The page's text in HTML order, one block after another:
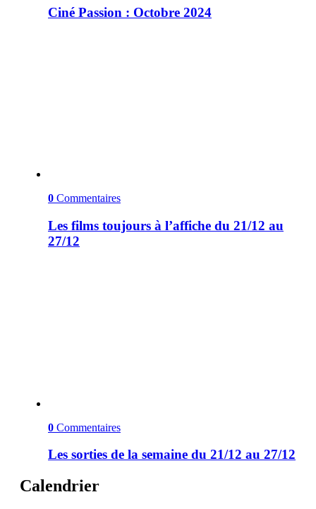
Ciné Passion : Octobre 2024
0 Commentaires
Les films toujours à l’affiche du 21/12 au
27/12
0 Commentaires
Les sorties de la semaine du 21/12 au 27/12
Calendrier